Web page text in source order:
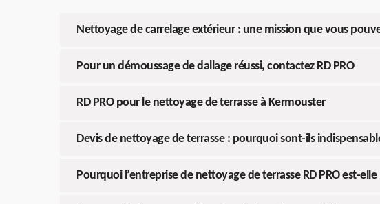
Nettoyage de carrelage extérieur : une mission que vous
Pour un démoussage de dallage réussi, contactez RD PRO
RD PRO pour le nettoyage de terrasse à Kermouster
Devis de nettoyage de terrasse : pourquoi sont-ils
Pourquoi l’entreprise de nettoyage de terrasse RD PRO est-